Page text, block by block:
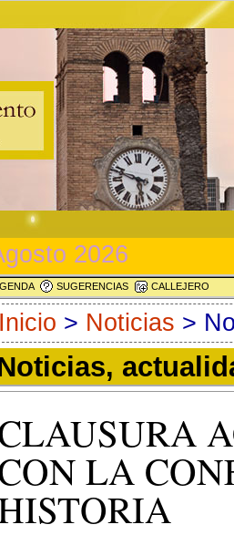
2026
SUGERENCIAS CALLEJERO
Inicio > Noticias >
LA